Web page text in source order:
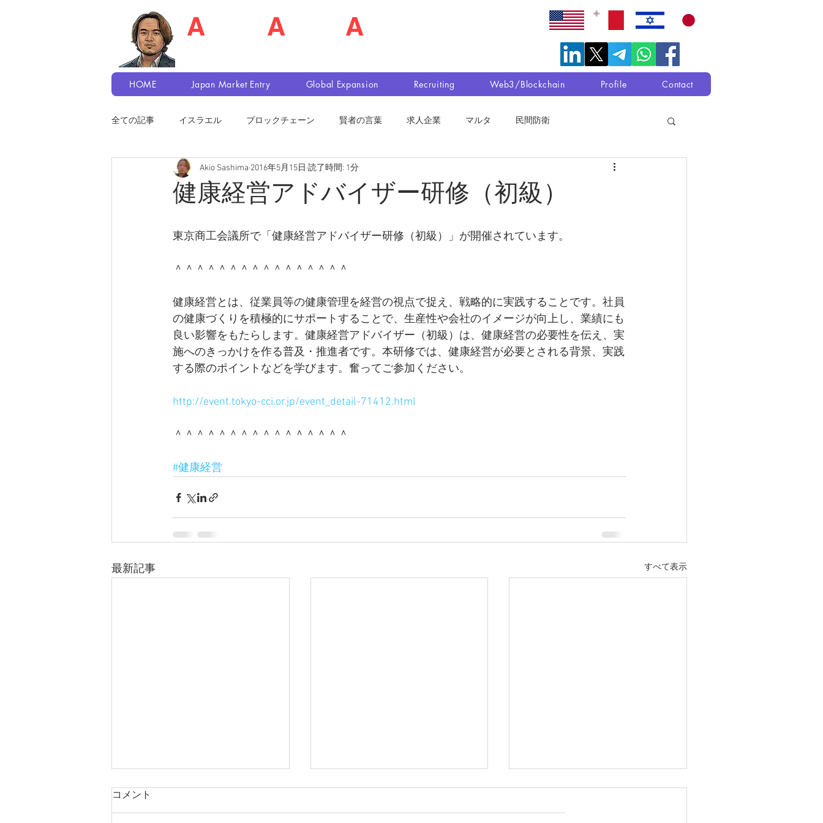
A A A
HOME Japan Market Entry Global Expansion Recruiting Web3/Blockchain Profile Contact
全ての記事 イスラエル ブロックチェーン 賢者の言葉 求人企業 マルタ 民間防衛
健康経営アドバイザー研修（初級）
Akio Sashima 2016年5月15日 読了時間: 1分
東京商工会議所で「健康経営アドバイザー研修（初級）」が開催されています。
＾＾＾＾＾＾＾＾＾＾＾＾＾＾＾＾
健康経営とは、従業員等の健康管理を経営の視点で捉え、戦略的に実践することです。社員
の健康づくりを積極的にサポートすることで、生産性や会社のイメージが向上し、業績にも
良い影響をもたらします。健康経営アドバイザー（初級）は、健康経営の必要性を伝え、実
施へのきっかけを作る普及・推進者です。本研修では、健康経営が必要とされる背景、実践
する際のポイントなどを学びます。奮ってご参加ください。
http://event.tokyo-cci.or.jp/event_detail-71412.html
＾＾＾＾＾＾＾＾＾＾＾＾＾＾＾＾
#健康経営
最新記事 すべて表示
コメント